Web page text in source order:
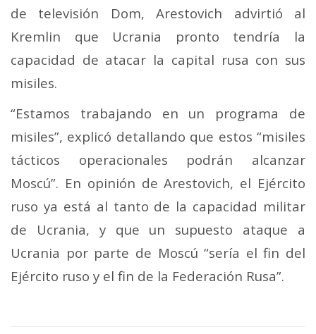
de televisión Dom, Arestovich advirtió al
Kremlin que Ucrania pronto tendría la
capacidad de atacar la capital rusa con sus
misiles.
“Estamos trabajando en un programa de
misiles”, explicó detallando que estos “misiles
tácticos operacionales podrán alcanzar
Moscú”. En opinión de Arestovich, el Ejército
ruso ya está al tanto de la capacidad militar
de Ucrania, y que un supuesto ataque a
Ucrania por parte de Moscú “sería el fin del
Ejército ruso y el fin de la Federación Rusa”.